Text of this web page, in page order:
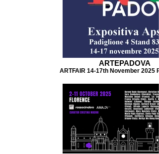
ARTEPADOVA
ARTFAIR 14-17th November 2025